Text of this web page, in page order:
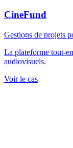
CineFund
Gestions de projets
La plateforme tout-
audiovisuels.
Voir le cas